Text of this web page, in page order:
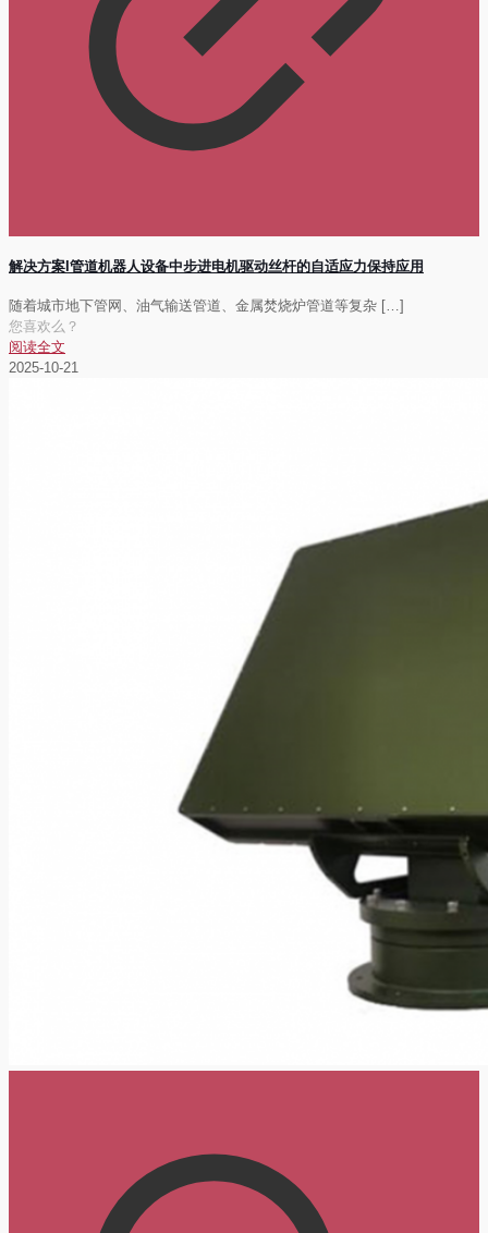
解决方案I管道机器人设备中步进电机驱动丝杆的自适应力保持应用
随着城市地下管网、油气输送管道、金属焚烧炉管道等复杂 […]
您喜欢么？
阅读全文
2025-10-21